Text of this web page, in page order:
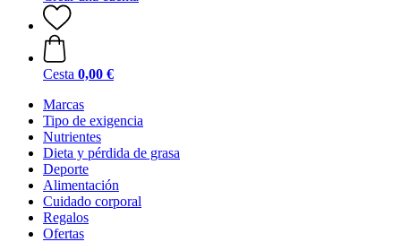
Cesta 0,00 €
Marcas
Tipo de exigencia
Nutrientes
Dieta y pérdida de grasa
Deporte
Alimentación
Cuidado corporal
Regalos
Ofertas